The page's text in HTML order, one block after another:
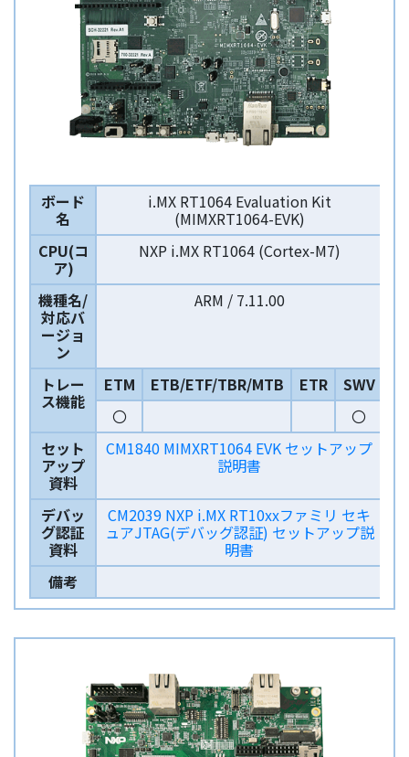
ボード
名
i.MX RT1064 Evaluation Kit
(MIMXRT1064-EVK)
CPU(コ
ア)
NXP i.MX RT1064 (Cortex-M7)
機種名/
対応バ
ージョ
ン
ARM / 7.11.00
トレー
ス機能
ETM ETB/ETF/TBR/MTB ETR
SWV
〇
〇
セット
アップ
資料
CM1840 MIMXRT1064 EVK セットアップ
説明書
デバッ
グ認証
資料
CM2039 NXP i.MX RT10xxファミリ セキ
ュアJTAG(デバッグ認証) セットアップ説
明書
備考